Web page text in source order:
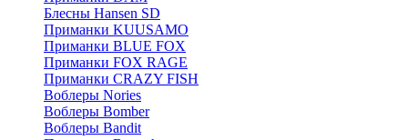
Блесны Hansen SD
Приманки KUUSAMO
Приманки BLUE FOX
Приманки FOX RAGE
Приманки CRAZY FISH
Воблеры Nories
Воблеры Bomber
Воблеры Bandit